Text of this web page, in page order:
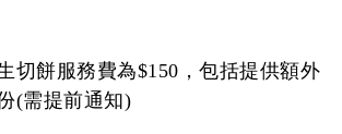
切餅服務費為$150，包括提供額外
(需提前通知)